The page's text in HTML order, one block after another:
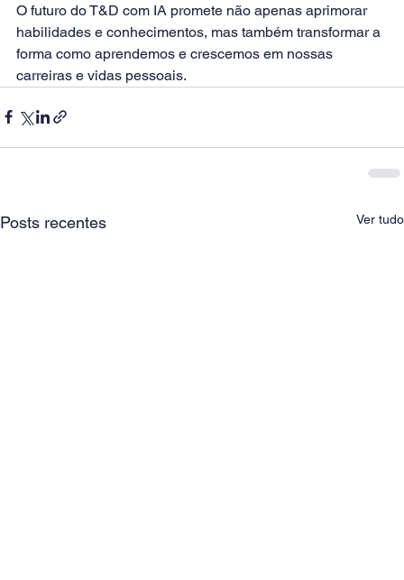
O futuro do T&D com IA promete não apenas aprimorar
habilidades e conhecimentos, mas também transformar a
forma como aprendemos e crescemos em nossas
carreiras e vidas pessoais.
Posts recentes Ver tudo